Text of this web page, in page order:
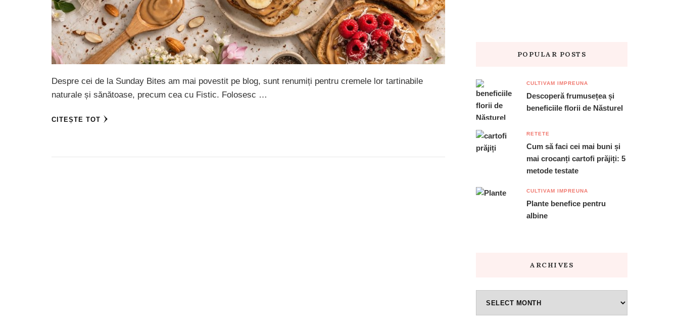
Despre cei de la Sunday Bites am mai povestit pe blog, sunt renumiți pentru cremele lor tartinabile
naturale și sănătoase, precum cea cu Fistic. Folosesc …
CITEȘTE TOT
POPULAR POSTS
CULTIVAM IMPREUNA
Descoperă frumusețea și
beneficiile florii de Năsturel
RETETE
Cum să faci cei mai buni și
mai crocanți cartofi prăjiți: 5
metode testate
CULTIVAM IMPREUNA
Plante benefice pentru
albine
ARCHIVES